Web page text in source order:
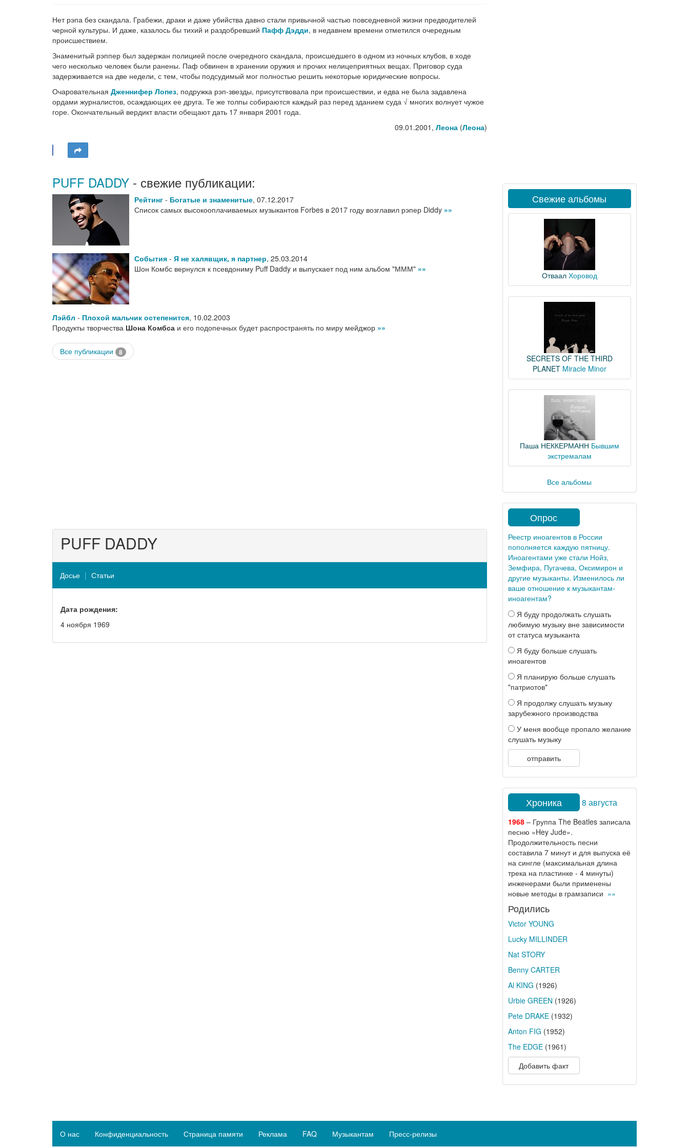
Нет рэпа без скандала. Грабежи, драки и даже убийства давно стали привычной частью повседневной жизни предводителей
черной культуры. И даже, казалось бы тихий и раздобревший Пафф Дэдди, в недавнем времени отметился очередным
происшествием.
Знаменитый рэппер был задержан полицией после очередного скандала, происшедшего в одном из ночных клубов, в ходе
чего несколько человек были ранены. Паф обвинен в хранении оружия и прочих нелицеприятных вещах. Приговор суда
задерживается на две недели, с тем, чтобы подсудимый мог полностью решить некоторые юридические вопросы.
Очаровательная Дженнифер Лопез, подружка рэп-звезды, присутствовала при происшествии, и едва не была задавлена
ордами журналистов, осаждающих ее друга. Те же толпы собираются каждый раз перед зданием суда √ многих волнует чужое
горе. Окончательный вердикт власти обещают дать 17 января 2001 года.
09.01.2001, Леона(Леона)
PUFF DADDY - свежие публикации:
Рейтинг - Богатые и знаменитые, 07.12.2017
Список самых высокооплачиваемых музыкантов Forbes в 2017 году возглавил рэпер Diddy »»
События - Я не халявщик, я партнер, 25.03.2014
Шон Комбс вернулся к псевдониму Puff Daddy и выпускает под ним альбом "МММ" »»
Лэйбл - Плохой мальчик остепенится, 10.02.2003
Продукты творчества Шона Комбса и его подопечных будет распространять по миру мейджор »»
Все публикации 8
PUFF DADDY
Досье Статьи
Дата рождения:
4 ноября 1969
Свежие альбомы
Отваал Хоровод
SECRETS OF THE THIRD
PLANET Miracle Minor
Паша НЕККЕРМАНН Бывшим
экстремалам
Все альбомы
Опрос
Реестр иноагентов в России
пополняется каждую пятницу.
Иноагентами уже стали Нойз,
Земфира, Пугачева, Оксимирон и
другие музыканты. Изменилось ли
ваше отношение к музыкантам-
иноагентам?
Я буду продолжать слушать
любимую музыку вне зависимости
от статуса музыканта
Я буду больше слушать
иноагентов
Я планирую больше слушать
"патриотов"
Я продолжу слушать музыку
зарубежного производства
У меня вообще пропало желание
слушать музыку
отправить
Хроника 8 августа
1968– Группа The Beatles записала
песню «Hey Jude».
Продолжительность песни
составила 7 минут и для выпуска её
на сингле (максимальная длина
трека на пластинке - 4 минуты)
инженерами были применены
новые методы в грамзаписи »»
Родились
Victor YOUNG
Lucky MILLINDER
Nat STORY
Benny CARTER
Al KING (1926)
Urbie GREEN (1926)
Pete DRAKE(1932)
Anton FIG (1952)
The EDGE(1961)
Добавить факт
О нас Конфиденциальность Страница памяти Реклама FAQ Музыкантам Пресс-релизы